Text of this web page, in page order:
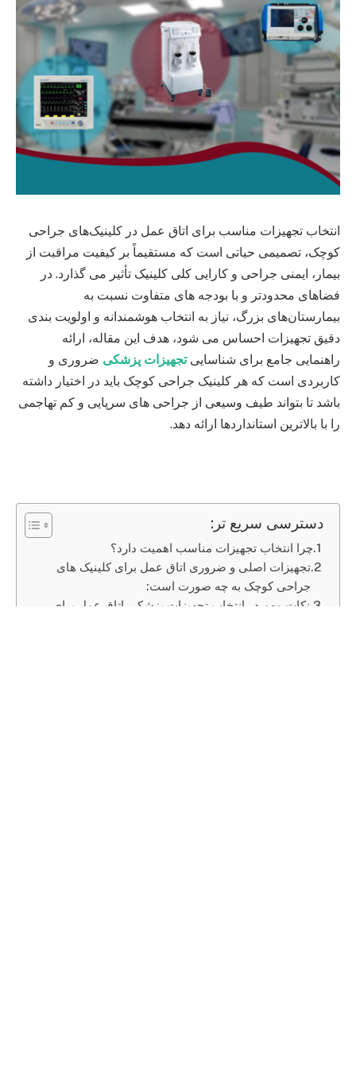
انتخاب تجهیزات مناسب برای اتاق عمل در کلینیک‌های جراحی
کوچک، تصمیمی حیاتی است که مستقیماً بر کیفیت مراقبت از
بیمار، ایمنی جراحی و کارایی کلی کلینیک تأثیر می گذارد. در
فضاهای محدودتر و با بودجه های متفاوت نسبت به
بیمارستان‌های بزرگ، نیاز به انتخاب هوشمندانه و اولویت بندی
دقیق تجهیزات احساس می شود، هدف این مقاله، ارائه
راهنمایی جامع برای شناساییتجهیزات پزشکی ضروری و
کاربردی است که هر کلینیک جراحی کوچک باید در اختیار داشته
باشد تا بتواند طیف وسیعی از جراحی های سرپایی و کم‌ تهاجمی
را با بالاترین استانداردها ارائه دهد.